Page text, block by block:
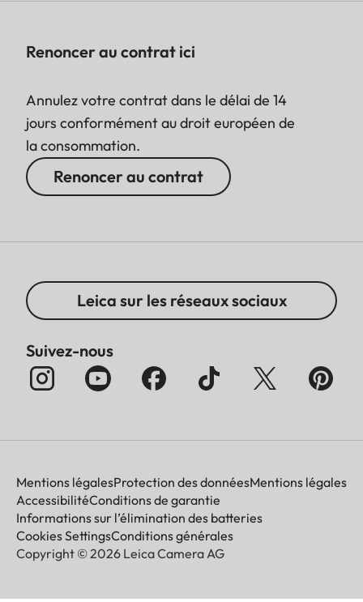
Renoncer au contrat ici
Annulez votre contrat dans le délai de 14
jours conformément au droit européen de
la consommation.
Renoncer au contrat
Leica sur les réseaux sociaux
Suivez-nous
Mentions légalesProtection des donnéesMentions légales
AccessibilitéConditions de garantie
Informations sur l’élimination des batteries
Cookies SettingsConditions générales
Copyright © 2026 Leica Camera AG